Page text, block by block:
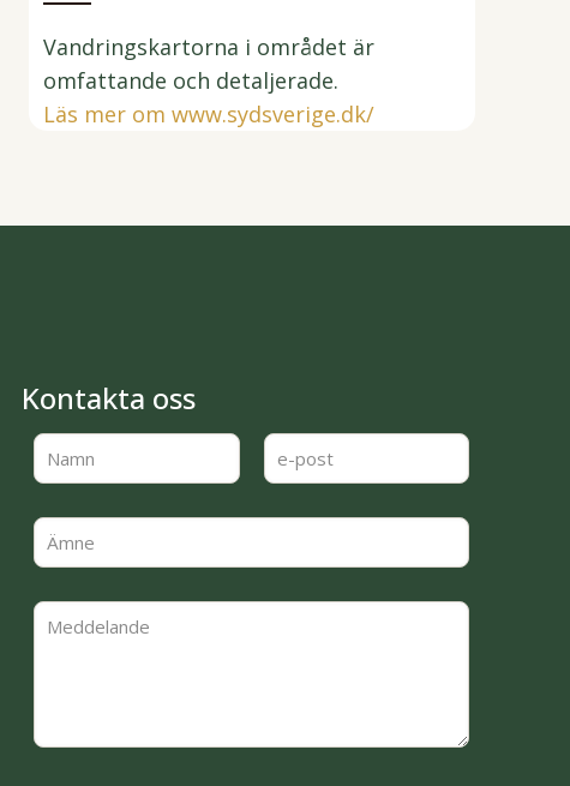
Vandringskartorna i området är
omfattande och detaljerade.
Läs mer om www.sydsverige.dk/
Kontakta oss